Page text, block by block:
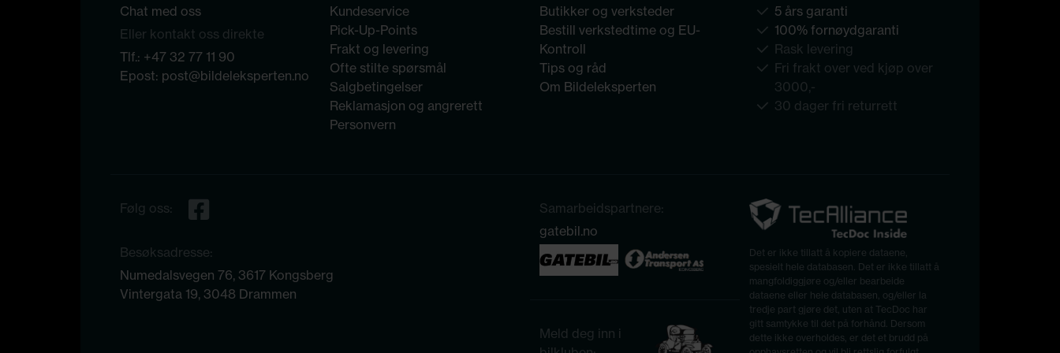
Chat med oss
Eller kontakt oss direkte
Tlf.: +47 32 77 11 90
Epost: post@bildeleksperten.no
Kundeservice
Pick-Up-Points
Frakt og levering
Ofte stilte spørsmål
Salgbetingelser
Reklamasjon og angrerett
Personvern
Butikker og verksteder
Bestill verkstedtime og EU-
Kontroll
Tips og råd
Om Bildeleksperten
5 års garanti
100% fornøydgaranti
Rask levering
Fri frakt over ved kjøp over
3000,-
30 dager fri returrett
Følg oss:
Besøksadresse:
Numedalsvegen 76, 3617 Kongsberg
Vintergata 19, 3048 Drammen
Samarbeidspartnere:
gatebil.no
Meld deg inn i
Det er ikke tillatt å kopiere dataene,
spesielt hele databasen. Det er ikke tillatt å
mangfoldiggjøre og/eller bearbeide
dataene eller hele databasen, og/eller la
tredje part gjøre det, uten at TecDoc har
gitt samtykke til det på forhånd. Dersom
dette ikke overholdes, er det et brudd på